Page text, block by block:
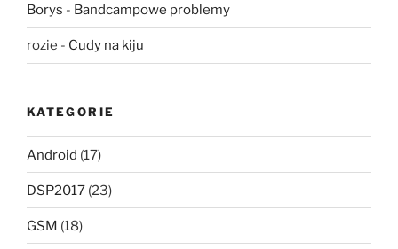
Borys - Bandcampowe problemy
rozie - Cudy na kiju
KATEGORIE
Android (17)
DSP2017 (23)
GSM (18)